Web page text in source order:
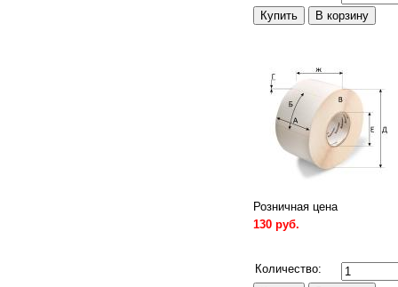
Розничная цена
130 руб.
Количество: